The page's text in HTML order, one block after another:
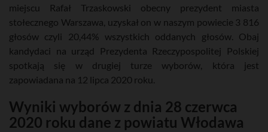
miejscu Rafał Trzaskowski obecny prezydent miasta
stołecznego Warszawa, uzyskał on w naszym powiecie 3 816
głosów czyli 20,44% wszystkich oddanych głosów. Obaj
kandydaci na urząd Prezydenta Rzeczypospolitej Polskiej
spotkają się w drugiej turze wyborów, która jest
zapowiadana na 12 lipca 2020 roku.
Wyniki wyborów z dnia 28 czerwca
2020 roku dane z powiatu Włodawa